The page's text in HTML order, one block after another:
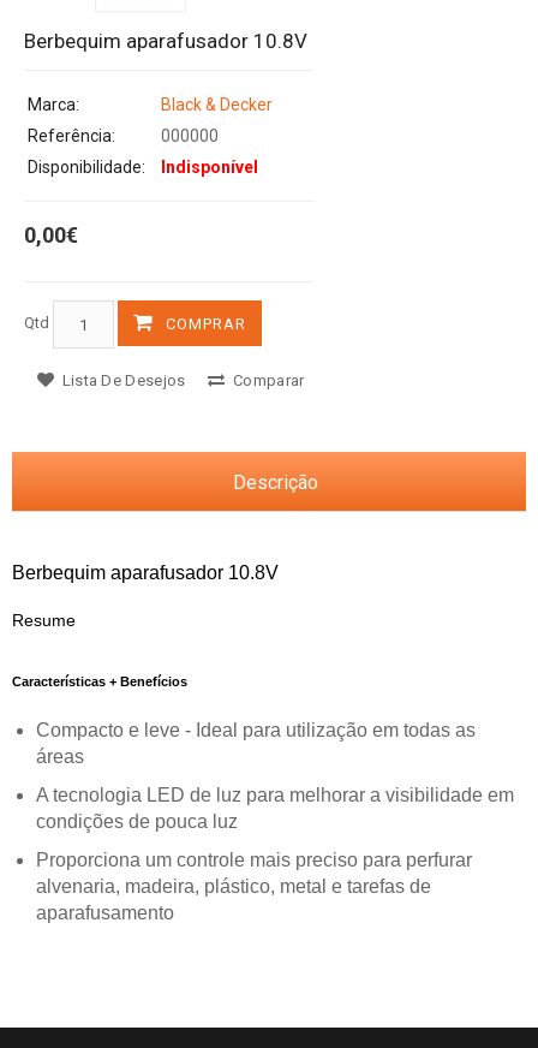
Berbequim aparafusador 10.8V
Marca:
Black & Decker
Referência:
000000
Disponibilidade:
Indisponível
0,00€
Qtd COMPRAR
Lista De Desejos Comparar
Descrição
Berbequim aparafusador 10.8V
Resume
Características + Benefícios
Compacto e leve - Ideal para utilização em todas as
áreas
A tecnologia LED de luz para melhorar a visibilidade em
condições de pouca luz
Proporciona um controle mais preciso para perfurar
alvenaria, madeira, plástico, metal e tarefas de
aparafusamento